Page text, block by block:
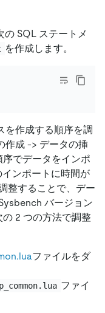
SQL ステートメ
を作成します。
を作成する順序を調
作成 -> データの挿
でデータをインポ
ンポートに時間が
整することで、デー
バージョン
2 つの方法で調整
ファイルをダ
ファイ